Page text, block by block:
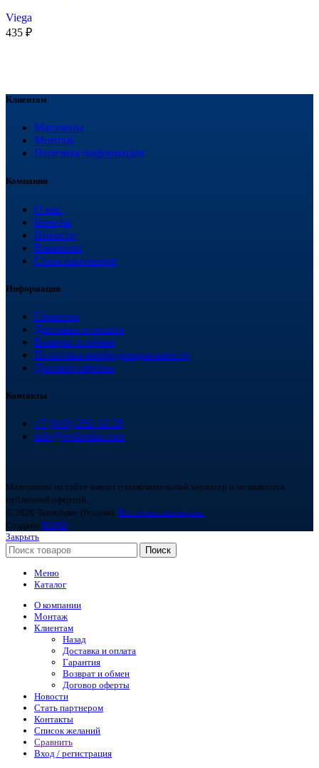
Viega
435 ₽
Клиентам
Магазины
Монтаж
Полезная информация
Компания
О нас
Бренды
Новости
Вакансии
Стать партнером
Информация
Гарантия
Доставка и оплата
Возврат и обмен
Политика конфиденциальности
Договор оферты
Контакты
+7 (918) 252-12-26
info@teploplas.com
Материалы на сайте имеют ознакомительный характер и не являются
публичной офертой.
© 2026 Теплоплас (Россия). Все права защищены.
Создано BOND
Закрыть
Поиск
Меню
Каталог
О компании
Монтаж
Клиентам
Назад
Доставка и оплата
Гарантия
Возврат и обмен
Договор оферты
Новости
Стать партнером
Контакты
Список желаний
Сравнить
Вход / регистрация